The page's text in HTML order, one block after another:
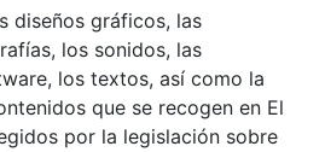
diseños gráficos, las
los sonidos, las
los textos, así como la
que se recogen en El
por la legislación sobre